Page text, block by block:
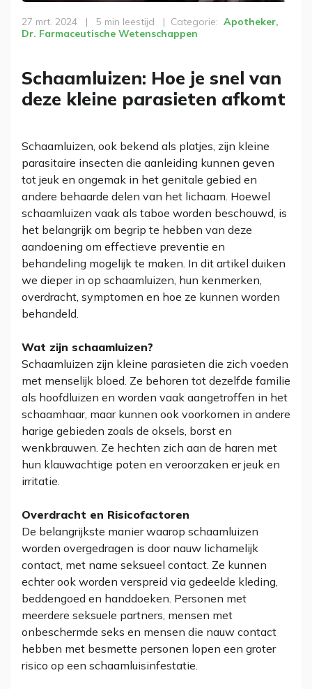
27 mrt. 2024 | 5 min leestijd | Categorie Apotheker,
Dr. Farmaceutische Wetenschappen
Schaamluizen: Hoe je snel van
deze kleine parasieten afkomt
Schaamluizen, ook bekend als platjes, zijn kleine
parasitaire insecten die aanleiding kunnen geven
tot jeuk en ongemak in het genitale gebied en
andere behaarde delen van het lichaam. Hoewel
schaamluizen vaak als taboe worden beschouwd, is
het belangrijk om begrip te hebben van deze
aandoening om effectieve preventie en
behandeling mogelijk te maken. In dit artikel duiken
we dieper in op schaamluizen, hun kenmerken,
overdracht, symptomen en hoe ze kunnen worden
behandeld.
Wat zijn schaamluizen?
Schaamluizen zijn kleine parasieten die zich voeden
met menselijk bloed. Ze behoren tot dezelfde familie
als hoofdluizen en worden vaak aangetroffen in het
schaamhaar, maar kunnen ook voorkomen in andere
harige gebieden zoals de oksels, borst en
wenkbrauwen. Ze hechten zich aan de haren met
hun klauwachtige poten en veroorzaken er jeuk en
irritatie.
Overdracht en Risicofactoren
De belangrijkste manier waarop schaamluizen
worden overgedragen is door nauw lichamelijk
contact, met name seksueel contact. Ze kunnen
echter ook worden verspreid via gedeelde kleding,
beddengoed en handdoeken. Personen met
meerdere seksuele partners, mensen met
onbeschermde seks en mensen die nauw contact
hebben met besmette personen lopen een groter
risico op een schaamluisinfestatie.